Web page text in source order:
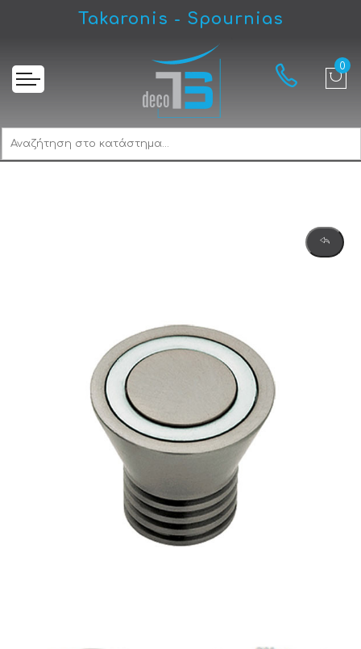
Takaronis - Spournias
Viometale Vio 01.75/28.Ε2 Πομολάκι Νίκελ Ματ / Νίκελ